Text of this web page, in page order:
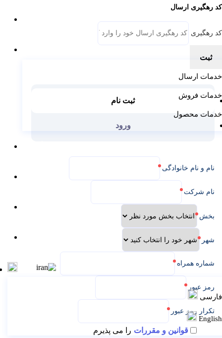
رهگیری ارسال
رهگیری
ثبت
ثبت نام
ورود
نام و نام خانوادگی
نام شرکت
بخش
شهر
شماره همراه
رمز عبور
تکرار رمز عبور
قوانین و مقررات را می پذیرم
ارسال
فروش
محصول